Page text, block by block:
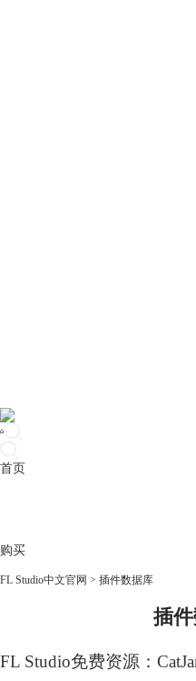
首页
购买
FL Studio中文官网 > 插件数据库
插
FL Studio免费资源：